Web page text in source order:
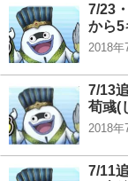
7/23
から5
2018年
7/13
荀彧(
2018年
7/11